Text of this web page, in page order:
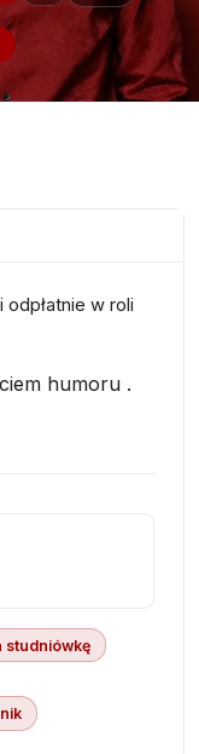
w roli
humoru .
studniówkę